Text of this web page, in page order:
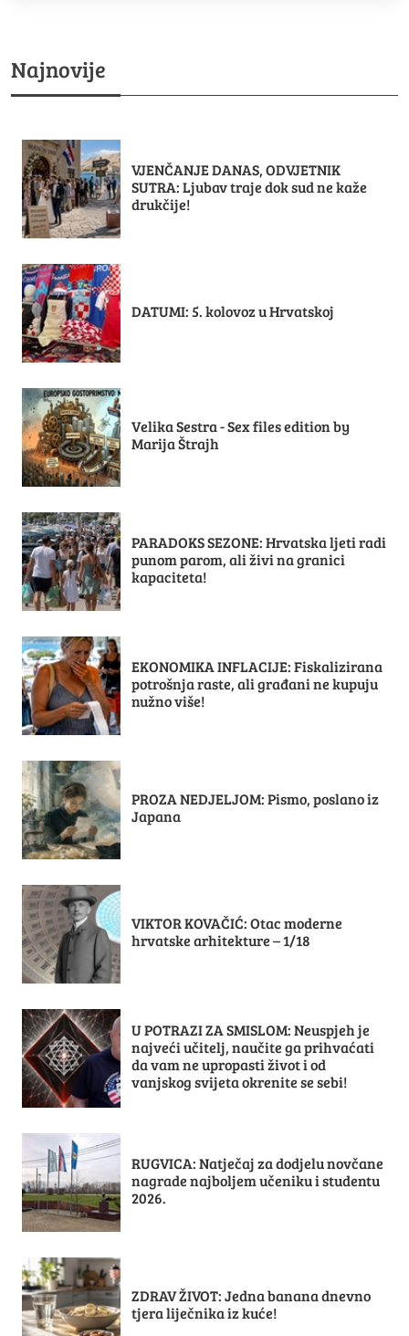
Najnovije
VJENČANJE DANAS, ODVJETNIK
SUTRA: Ljubav traje dok sud ne kaže
drukčije!
DATUMI: 5. kolovoz u Hrvatskoj
Velika Sestra - Sex files edition by
Marija Štrajh
PARADOKS SEZONE: Hrvatska ljeti radi
punom parom, ali živi na granici
kapaciteta!
EKONOMIKA INFLACIJE: Fiskalizirana
potrošnja raste, ali građani ne kupuju
nužno više!
PROZA NEDJELJOM: Pismo, poslano iz
Japana
VIKTOR KOVAČIĆ: Otac moderne
hrvatske arhitekture – 1/18
U POTRAZI ZA SMISLOM: Neuspjeh je
najveći učitelj, naučite ga prihvaćati
da vam ne upropasti život i od
vanjskog svijeta okrenite se sebi!
RUGVICA: Natječaj za dodjelu novčane
nagrade najboljem učeniku i studentu
2026.
ZDRAV ŽIVOT: Jedna banana dnevno
tjera liječnika iz kuće!